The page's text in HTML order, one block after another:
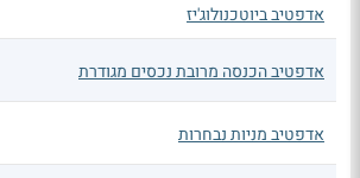
אדפטיב ביוטכנולוג'יז
אדפטיב הכנסה מרובת נכסים מגודרת
אדפטיב מניות נבחרות